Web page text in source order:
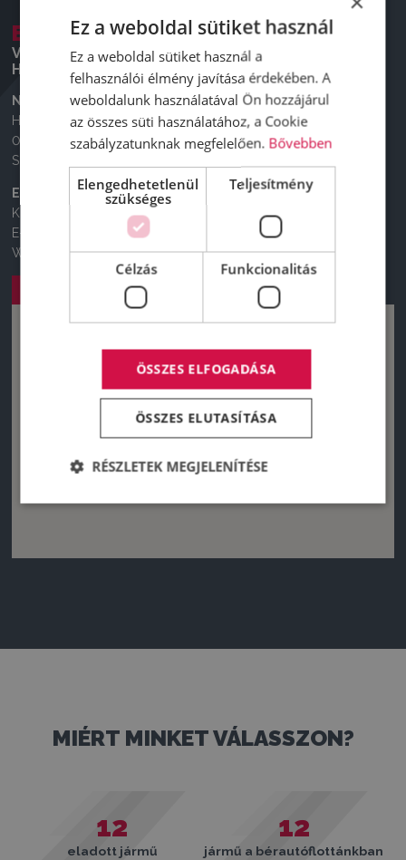
BUDAÖRS VIARENT STORE
VIARENT Kft.
H-2040 Budaörs, Sport utca 6.
Nyitvatartás
Hétfő – Péntek:
08:00 – 17:00 – kereskedelmi nyitva tartás
Szombat és vasárnap: ZÁRVA
Elérhetőségek
Központi telefon:
+36 1 505 3500
E-mail:
marketing@delta-truck.hu
Weboldal:www.viarent.com|www.viarent.hu
MIÉRT MINKET VÁLASSZON?
12
eladott jármű
12
jármű a bérautóflottánkban
Ez a weboldal sütiket használ
Ez a weboldal sütiket használ a
felhasználói élmény javítása érdekében. A
weboldalunk használatával Ön hozzájárul
az összes süti használatához, a Cookie
szabályzatunknak megfelelően. Bővebben
Elengedhetetlenül
szükséges
Teljesítmény
Célzás Funkcionalitás
ÖSSZES ELFOGADÁSA
ÖSSZES ELUTASÍTÁSA
RÉSZLETEK MEGJELENÍTÉSE